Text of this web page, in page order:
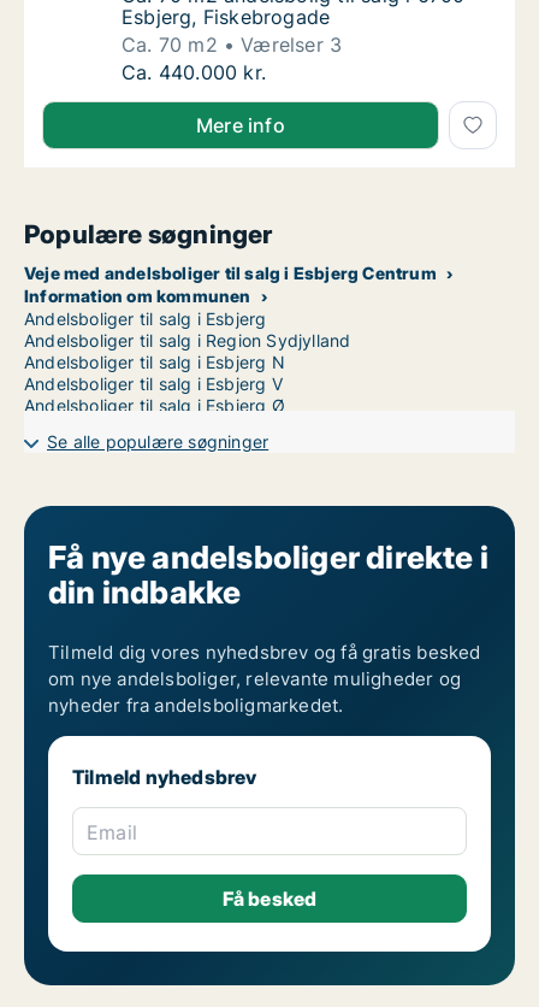
Esbjerg, Fiskebrogade
Ca. 70 m2
Værelser 3
Ca. 70 m2 andelsbolig til salg i 6700
Ca. 440.000 kr.
Mere info
Populære søgninger
Veje med andelsboliger til salg i Esbjerg Centrum
Information om kommunen
Andelsboliger til salg i Esbjerg
Andelsboliger til salg i Region Sydjylland
Andelsboliger til salg i Esbjerg N
Andelsboliger til salg i Esbjerg V
Andelsboliger til salg i Esbjerg Ø
Se alle populære søgninger
Få nye andelsboliger direkte i
din indbakke
Tilmeld dig vores nyhedsbrev og få gratis besked
om nye andelsboliger, relevante muligheder og
nyheder fra andelsboligmarkedet.
Tilmeld nyhedsbrev
Email